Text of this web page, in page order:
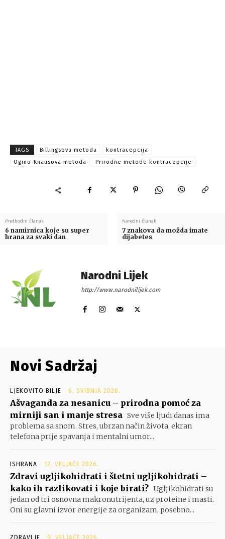
TAGS Billingsova metoda
kontracepcija
Ogino-Knausova metoda
Prirodne metode kontracepcije
Prethodni članak
6 namirnica koje su super
hrana za svaki dan
Naredni članak
7 znakova da možda imate
dijabetes
Narodni Lijek
http://www.narodnilijek.com
Novi Sadržaj
LJEKOVITO BILJE 6. SVIBNJA 2026.
Ašvaganda za nesanicu – prirodna pomoć za
mirniji san i manje stresa Sve više ljudi danas ima
problema sa snom. Stres, ubrzan način života, ekran
telefona prije spavanja i mentalni umor...
ISHRANA 12. VELJAČE 2026.
Zdravi ugljikohidrati i štetni ugljikohidrati –
kako ih razlikovati i koje birati? Ugljikohidrati su
jedan od tri osnovna makronutrijenta, uz proteine i masti.
Oni su glavni izvor energije za organizam, posebno...
ZDRAVLJE 9. VELJAČE 2026.